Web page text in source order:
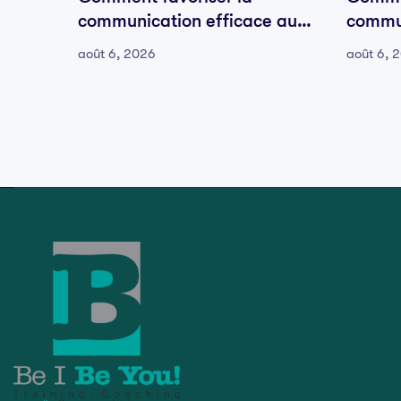
communication efficace au
sein de votre équipe
août 6, 2026
sein
août 6,